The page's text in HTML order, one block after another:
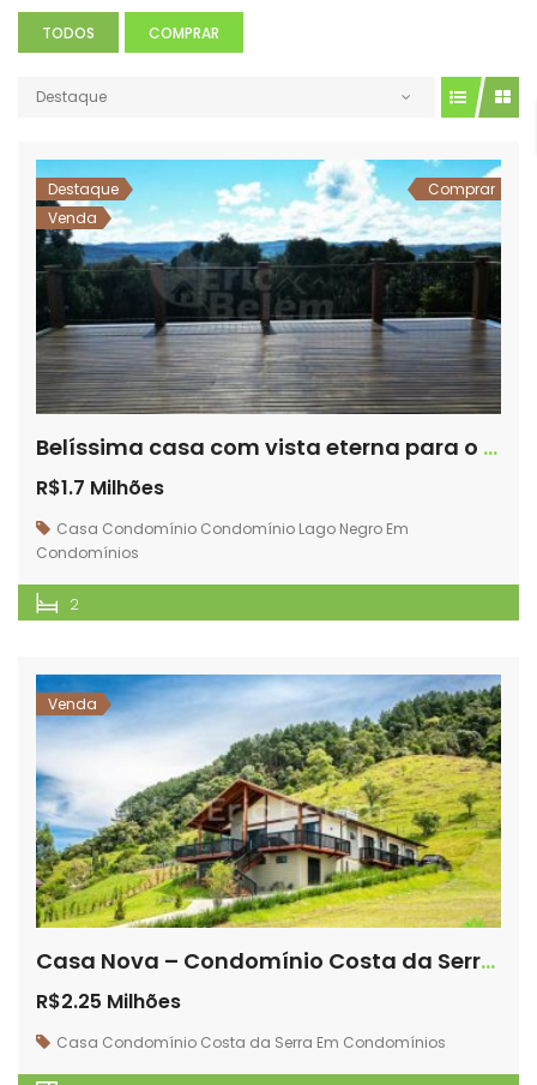
TODOS COMPRAR
Destaque
Destaque
Venda
Comprar
Belíssima casa com vista eterna para o por do sol – Condomínio Lago Negro – Rancho Queimado/SC
R$1.7 Milhões
Casa Condomínio Condomínio Lago Negro Em
Condomínios
2
Venda
Casa Nova – Condomínio Costa da Serra – Com exuberante vista.
R$2.25 Milhões
Casa Condomínio Costa da Serra Em Condomínios